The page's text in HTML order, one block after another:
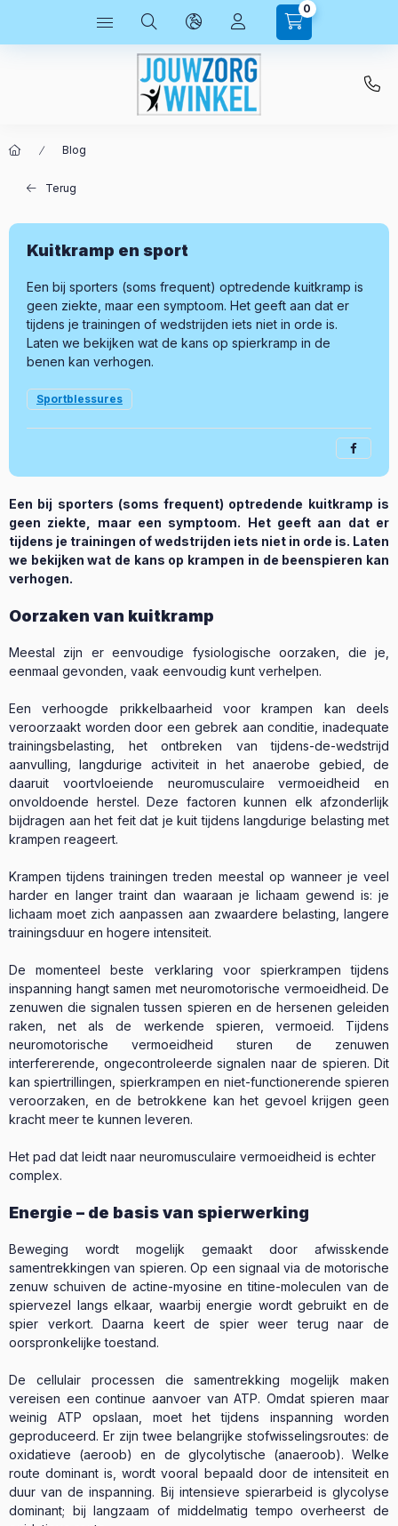
0
Blog
Terug
Kuitkramp en sport
Een bij sporters (soms frequent) optredende kuitkramp is
geen ziekte, maar een symptoom. Het geeft aan dat er
tijdens je trainingen of wedstrijden iets niet in orde is.
Laten we bekijken wat de kans op spierkramp in de
benen kan verhogen.
Sportblessures
Een bij sporters (soms frequent) optredende kuitkramp is
geen ziekte, maar een symptoom. Het geeft aan dat er
tijdens je trainingen of wedstrijden iets niet in orde is. Laten
we bekijken wat de kans op krampen in de beenspieren kan
verhogen.
Oorzaken van kuitkramp
Meestal zijn er eenvoudige fysiologische oorzaken, die je,
eenmaal gevonden, vaak eenvoudig kunt verhelpen.
Een verhoogde prikkelbaarheid voor krampen kan deels
veroorzaakt worden door een gebrek aan conditie, inadequate
trainingsbelasting, het ontbreken van tijdens-de-wedstrijd
aanvulling, langdurige activiteit in het anaerobe gebied, de
daaruit voortvloeiende neuromusculaire vermoeidheid en
onvoldoende herstel. Deze factoren kunnen elk afzonderlijk
bijdragen aan het feit dat je kuit tijdens langdurige belasting met
krampen reageert.
Krampen tijdens trainingen treden meestal op wanneer je veel
harder en langer traint dan waaraan je lichaam gewend is: je
lichaam moet zich aanpassen aan zwaardere belasting, langere
trainingsduur en hogere intensiteit.
De momenteel beste verklaring voor spierkrampen tijdens
inspanning hangt samen met neuromotorische vermoeidheid. De
zenuwen die signalen tussen spieren en de hersenen geleiden
raken, net als de werkende spieren, vermoeid. Tijdens
neuromotorische vermoeidheid sturen de zenuwen
interfererende, ongecontroleerde signalen naar de spieren. Dit
kan spiertrillingen, spierkrampen en niet-functionerende spieren
veroorzaken, en de betrokkene kan het gevoel krijgen geen
kracht meer te kunnen leveren.
Het pad dat leidt naar neuromusculaire vermoeidheid is echter
complex.
Energie – de basis van spierwerking
Beweging wordt mogelijk gemaakt door afwisskende
samentrekkingen van spieren. Op een signaal via de motorische
zenuw schuiven de actine-myosine en titine-moleculen van de
spiervezel langs elkaar, waarbij energie wordt gebruikt en de
spier verkort. Daarna keert de spier weer terug naar de
oorspronkelijke toestand.
De cellulair processen die samentrekking mogelijk maken
vereisen een continue aanvoer van ATP. Omdat spieren maar
weinig ATP opslaan, moet het tijdens inspanning worden
geproduceerd. Er zijn twee belangrijke stofwisselingsroutes: de
oxidatieve (aeroob) en de glycolytische (anaeroob). Welke
route dominant is, wordt vooral bepaald door de intensiteit en
duur van de inspanning. Bij intensieve spierarbeid is glycolyse
dominant; bij langzaam of middelmatig tempo overheerst de